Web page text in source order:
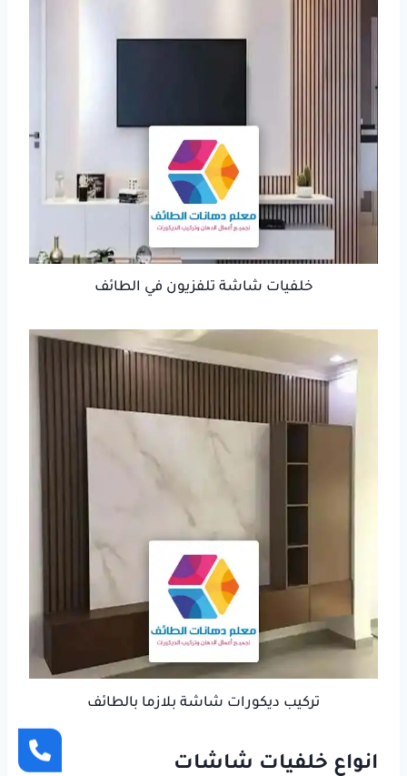
خلفيات شاشة تلفزيون في الطائف
تركيب ديكورات شاشة بلازما بالطائف
انواع خلفيات شاشات